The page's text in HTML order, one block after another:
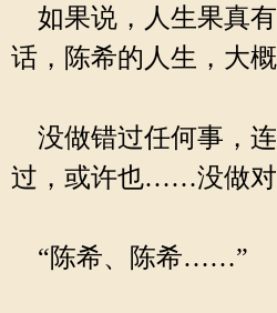
如果说，人生果真
话，陈希的人生，大概
没做错过任何事，
过，或许也……没做对
“陈希、陈希……”